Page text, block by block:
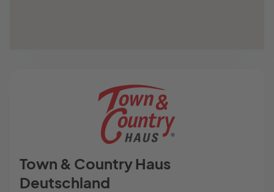
Town & Country Haus
Deutschland